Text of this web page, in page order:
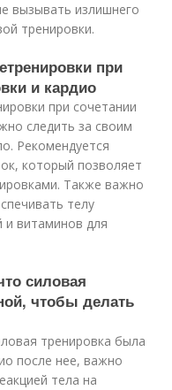
вызывать излишнего
тренировки.
при
и кардио
при сочетании
следить за своим
Рекомендуется
который позволяет
Также важно
телу
и витаминов для
силовая
чтобы делать
тренировка была
после нее, важно
тела на